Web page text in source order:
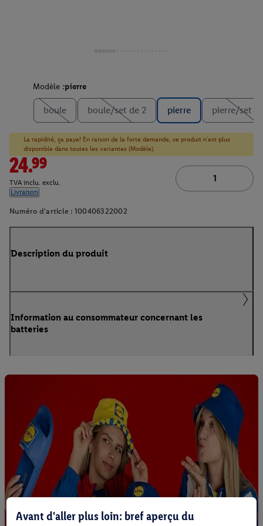
Modèle :pierre
boule boule/set de 2 pierre pierre/set
La rapidité, ça paye! En raison de la forte demande, ce produit n'est plus
disponible dans toutes les variantes (Modèle).
24.99
TVA inclu. exclu.
Livraison
Numéro d'article : 100406322002
Description du produit
Information au consommateur concernant les
batteries
Avant d'aller plus loin: bref aperçu du